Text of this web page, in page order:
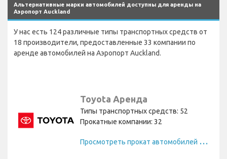
Альтернативные марки автомобилей доступны для аренды на
Аэропорт Auckland
У нас есть 124 различные типы транспортных средств от
18 производители, предоставленные 33 компании по
аренде автомобилей на Аэропорт Auckland.
Toyota Аренда
Типы транспортных средств: 52
Прокатные компании: 32
П
росмотреть прокат автомобилей Toyota